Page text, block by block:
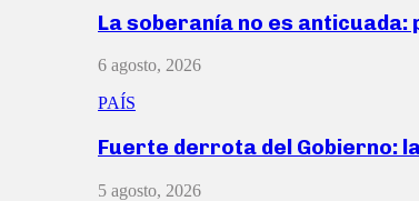
La soberanía no es anticuada:
6 agosto, 2026
PAÍS
Fuerte derrota del Gobierno:
5 agosto, 2026